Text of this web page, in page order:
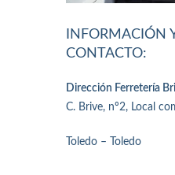
INFORMACIÓN
CONTACTO:
Dirección Ferretería
C. Brive, nº2, Local
Toledo – Toledo